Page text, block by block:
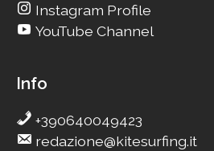
Instagram Profile
YouTube Channel
Info
+390640049423
redazione@kitesurfing.it